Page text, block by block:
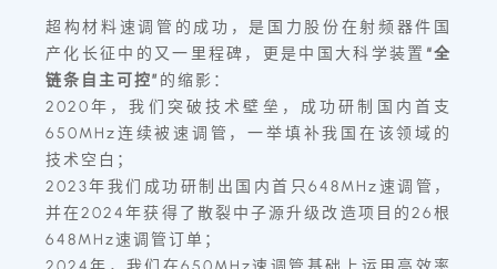
超构材料速调管的成功，是国力股份在射频器件国
产化长征中的又一里程碑，更是中国大科学装置 “全
链条自主可控” 的缩影：
2020年，我们突破技术壁垒，成功研制国内首支
650MHz连续被速调管，一举填补我国在该领域的
技术空白；
2023年我们成功研制出国内首只648MHz速调管，
并在2024年获得了散裂中子源升级改造项目的26根
648MHz速调管订单；